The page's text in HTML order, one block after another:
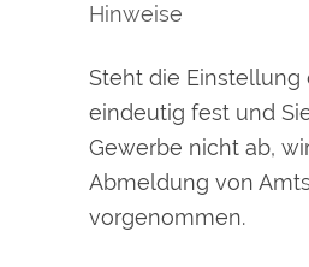
Hinweise
Steht die Einstellung
eindeutig fest und
Gewerbe nicht ab,
Abmeldung von
vorgenommen.